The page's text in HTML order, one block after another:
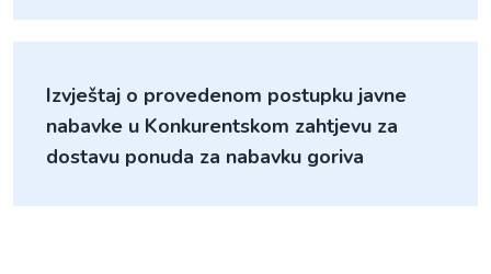
Izvještaj o provedenom postupku javne
nabavke u Konkurentskom zahtjevu za
dostavu ponuda za nabavku goriva